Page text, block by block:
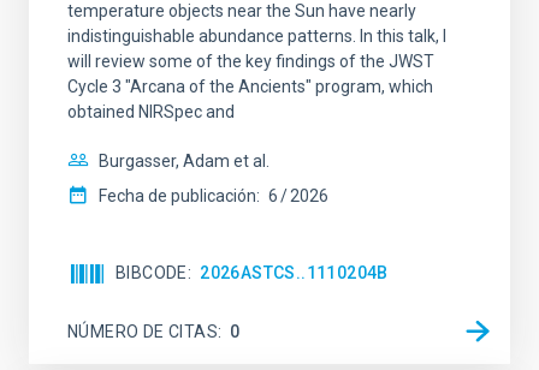
temperature objects near the Sun have nearly
indistinguishable abundance patterns. In this talk, I
will review some of the key findings of the JWST
Cycle 3 "Arcana of the Ancients" program, which
obtained NIRSpec and
Burgasser, Adam et al.
Fecha de publicación: 6 2026
BIBCODE 2026ASTCS..1110204B
NÚMERO DE CITAS 0